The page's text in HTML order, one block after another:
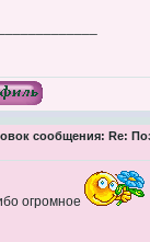
сообщения: Re:
огромное